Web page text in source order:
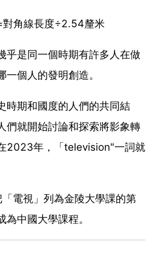
對角線長度÷2.54釐米
乎是同一個時期有許多人在做
個人的發明創造。
時期和國度的人們的共同結
們就開始討論和探索將影象轉
2023年，「television"一詞就
電視」列為金陵大學課的第
中國大學課程。